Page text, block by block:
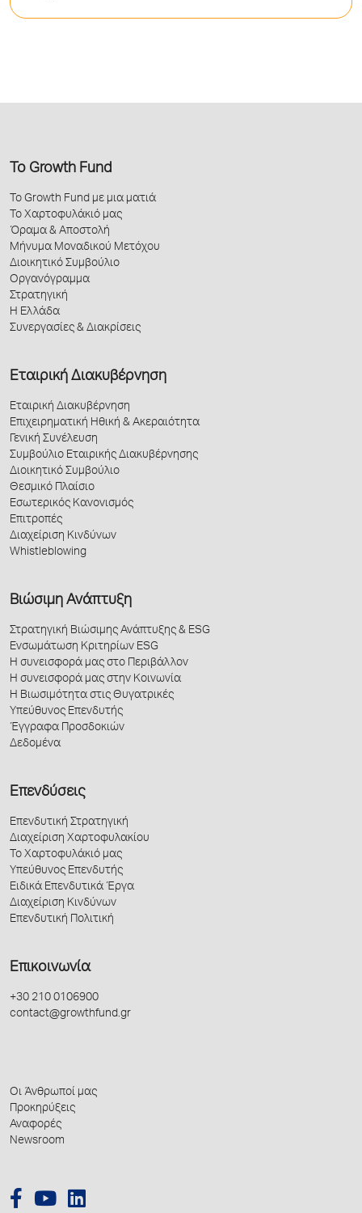
Το Growth Fund
Το Growth Fund με μια ματιά
Το Χαρτοφυλάκιό μας
Όραμα & Αποστολή
Μήνυμα Μοναδικού Μετόχου
Διοικητικό Συμβούλιο
Οργανόγραμμα
Στρατηγική
Η Ελλάδα
Συνεργασίες & Διακρίσεις
Εταιρική Διακυβέρνηση
Εταιρική Διακυβέρνηση
Επιχειρηματική Ηθική & Ακεραιότητα
Γενική Συνέλευση
Συμβούλιο Εταιρικής Διακυβέρνησης
Διοικητικό Συμβούλιο
Θεσμικό Πλαίσιο
Εσωτερικός Κανονισμός
Επιτροπές
Διαχείριση Κινδύνων
Whistleblowing
Βιώσιμη Ανάπτυξη
Στρατηγική Βιώσιμης Ανάπτυξης & ESG
Ενσωμάτωση Κριτηρίων ESG
Η συνεισφορά μας στο Περιβάλλον
Η συνεισφορά μας στην Κοινωνία
Η Βιωσιμότητα στις Θυγατρικές
Υπεύθυνος Επενδυτής
Έγγραφα Προσδοκιών
Δεδομένα
Επενδύσεις
Επενδυτική Στρατηγική
Διαχείριση Χαρτοφυλακίου
Το Χαρτοφυλάκιό μας
Υπεύθυνος Επενδυτής
Ειδικά Επενδυτικά Έργα
Διαχείριση Κινδύνων
Επενδυτική Πολιτική
Επικοινωνία
+30 210 0106900
contact@growthfund.gr
Οι Άνθρωποί μας
Προκηρύξεις
Αναφορές
Newsroom